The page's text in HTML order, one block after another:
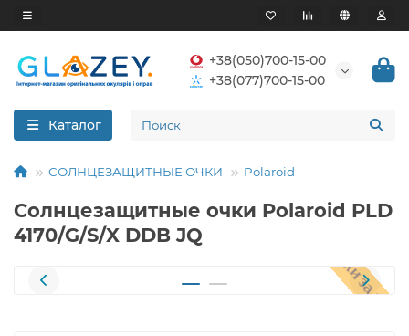
+38(050)700-15-00
+38(077)700-15-00
Каталог
СОЛНЦЕЗАЩИТНЫЕ ОЧКИ Polaroid
Солнцезащитные очки Polaroid PLD
4170/G/S/X DDB JQ